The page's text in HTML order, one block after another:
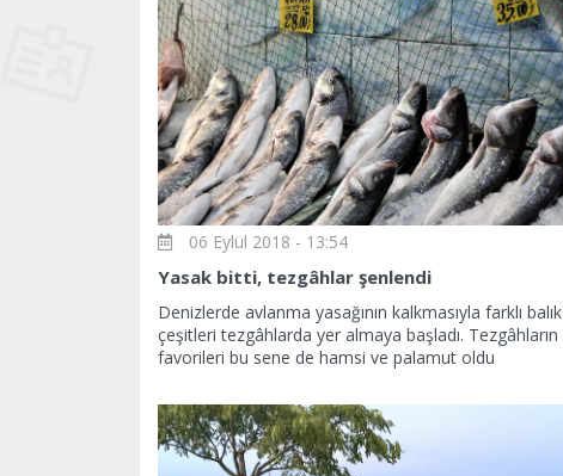
06 Eylül 2018 - 13:54
Yasak bitti, tezgâhlar şenlendi
Denizlerde avlanma yasağının kalkmasıyla farklı balık
çeşitleri tezgâhlarda yer almaya başladı. Tezgâhların
favorileri bu sene de hamsi ve palamut oldu